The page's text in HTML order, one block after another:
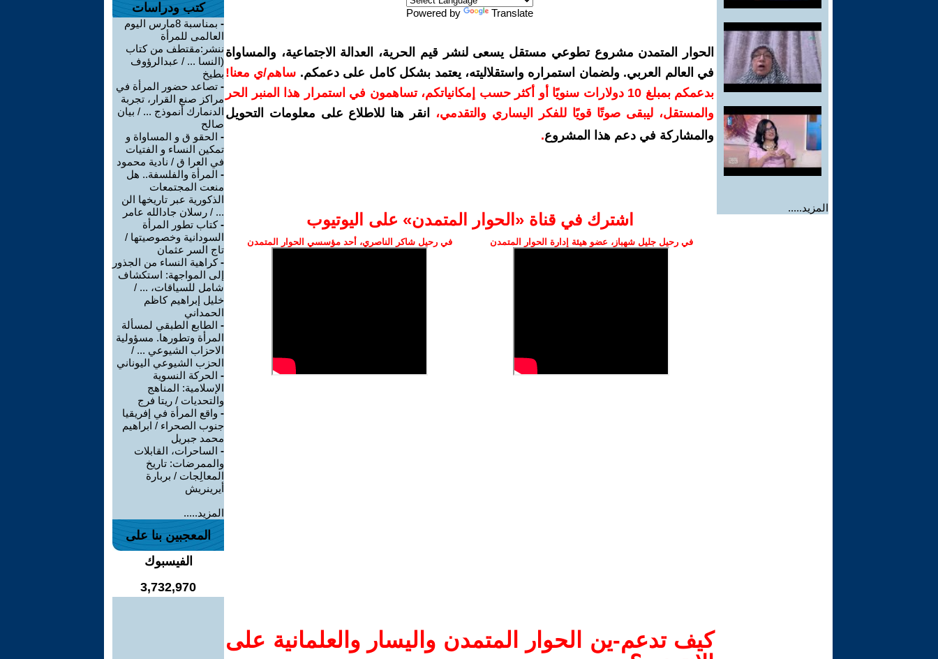
المزيد.....
Powered by Translate
الحوار المتمدن مشروع تطوعي مستقل يسعى لنشر قيم الحرية، العدالة الاجتماعية، والمساواة
في العالم العربي. ولضمان استمراره واستقلاليته، يعتمد بشكل كامل على دعمكم. ساهم/ي معنا!
بدعمكم بمبلغ 10 دولارات سنويًا أو أكثر حسب إمكانياتكم، تساهمون في استمرار هذا المنبر الحر
والمستقل، ليبقى صوتًا قويًا للفكر اليساري والتقدمي،
انقر هنا للاطلاع على معلومات التحويل
والمشاركة في دعم هذا المشروع.
اشترك في قناة ‫«الحوار المتمدن» على اليوتيوب
في رحيل جليل شهباز، عضو هيئة إدارة الحوار المتمدن في رحيل شاكر الناصري، أحد مؤسسي الحوار المتمدن
كيف تدعم-ين الحوار المتمدن واليسار والعلمانية على
كتب ودراسات
-
بمناسبة 8مارس اليوم
العالمى للمرأة
ننشر:مقتطف من كتاب
(النسا ... / عبدالرؤوف
بطيخ
- تصاعد حضور المرأة في
مراكز صنع القرار، تجربة
الدنمارك أنموذج ... / بيان
صالح
- الحقو ق و المساواة و
تمكين النساء و الفتيات
في العرا ق / نادية محمود
- المرأة والفلسفة.. هل
منعت المجتمعات
الذكورية عبر تاريخها الن
... / رسلان جادالله عامر
-كتاب تطور المرأة
السودانية وخصوصيتها /
تاج السر عثمان
-كراهية النساء من الجذور
إلى المواجهة: استكشاف
شامل للسياقات، ... /
خليل إبراهيم كاظم
الحمداني
- الطابع الطبقي لمسألة
المرأة وتطورها. مسؤولية
الاحزاب الشيوعي ... /
الحزب الشيوعي اليوناني
- الحركة النسوية
الإسلامية: المناهج
والتحديات / ريتا فرج
- واقع المرأة في إفريقيا
جنوب الصحراء / ابراهيم
محمد جبريل
- الساحرات، القابلات
والممرضات: تاريخ
المعالِجات / بربارة
أيرينريش
المزيد.....
المعجبين بنا على
الفيسبوك
3,732,970